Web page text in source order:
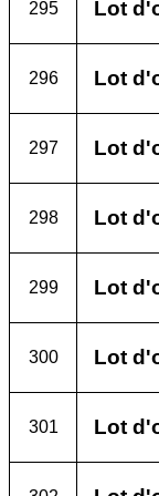
295 Lot
296 Lot
297 Lot
298 Lot
299 Lot
300 Lot
301 Lot